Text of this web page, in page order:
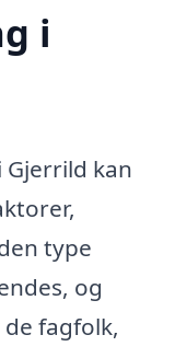
i
kan
type
og
fagfolk,